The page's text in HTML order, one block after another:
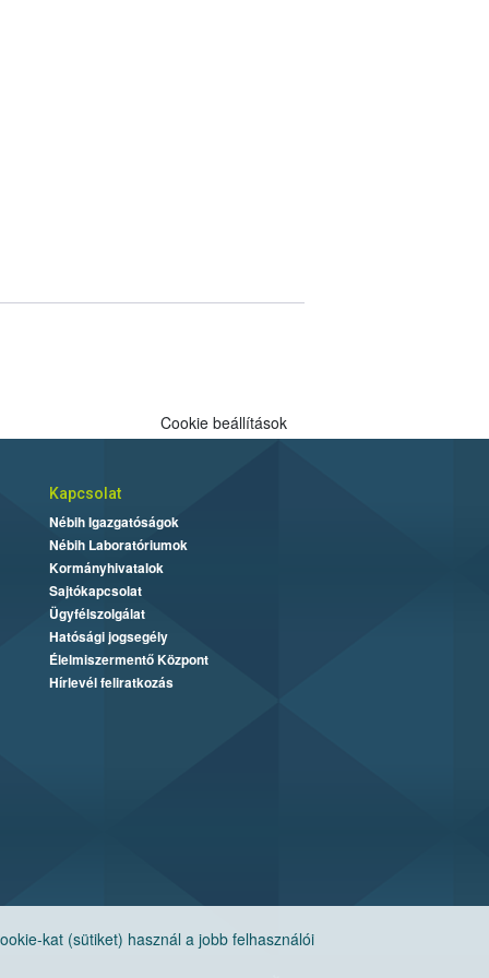
kat (sütiket) használ a jobb felhasználói
Cookie beállítások
Kapcsolat
Nébih Igazgatóságok
Nébih Laboratóriumok
Kormányhivatalok
Sajtókapcsolat
Ügyfélszolgálat
Hatósági jogsegély
Élelmiszermentő Központ
Hírlevél feliratkozás